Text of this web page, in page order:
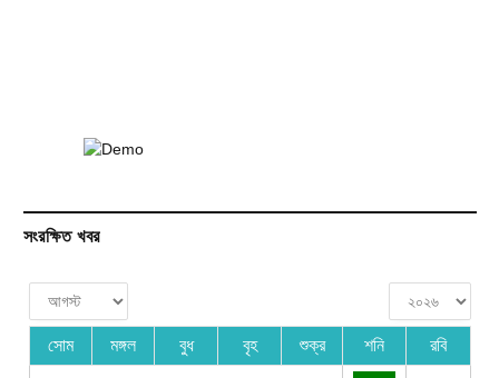
সংরক্ষিত খবর
সোম মঙ্গল বুধ বৃহ শুক্র শনি রবি